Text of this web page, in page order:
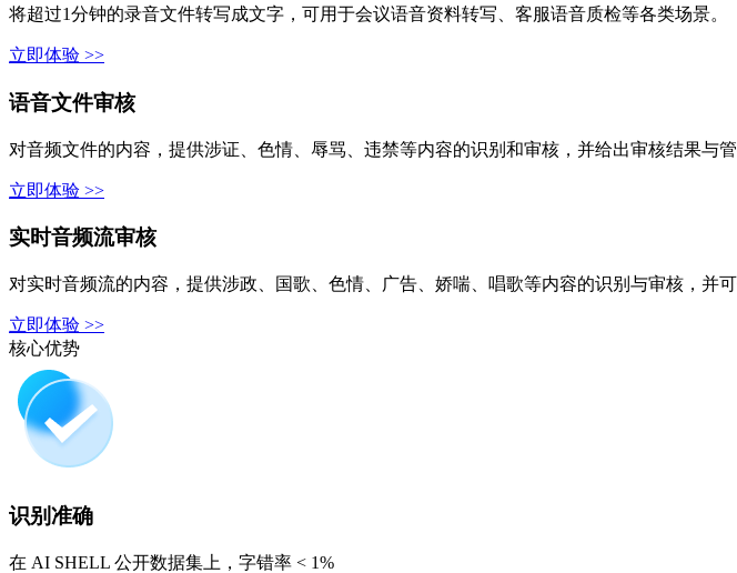
将超过1分钟的录音文件转写成文字，可用于会议语音资料转写、客服语音质检等各类场景。
立即体验 >>
语音文件审核
对音频文件的内容，提供涉证、色情、辱骂、违禁等内容的识别和审核，并给出审核结果与管
立即体验 >>
实时音频流审核
对实时音频流的内容，提供涉政、国歌、色情、广告、娇喘、唱歌等内容的识别与审核，并
立即体验 >>
核心优势
识别准确
在 AI SHELL 公开数据集上，字错率 < 1%